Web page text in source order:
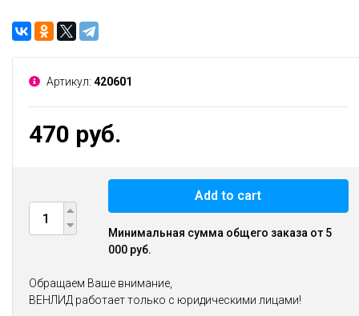
Артикул: 420601
470 руб.
Add to cart
Минимальная сумма общего заказа от 5
000 руб.
Обращаем Ваше внимание,
ВЕНЛИД работает только с юридическими лицами!